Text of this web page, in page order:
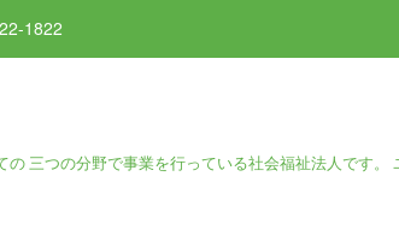
1822
三つの分野で事業を行っている社会福祉法人です